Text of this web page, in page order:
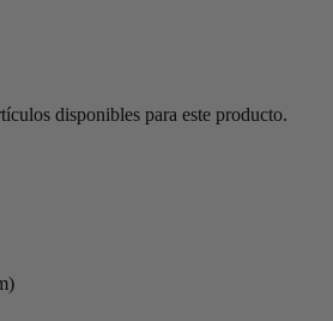
disponibles para este producto.